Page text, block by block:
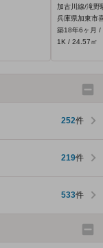
加古川線/滝野
兵庫県加東市
築18年6ヶ月 /
1K / 24.57㎡
252件
219件
533件